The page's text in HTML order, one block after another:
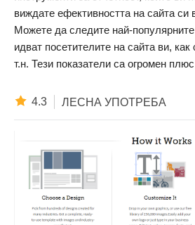
виждате ефективността на сайта си
Можете да следите най-
идват посетителите на сайта ви, как
т.н. Тези показатели са огромен
4.3 ЛЕСНА УПОТРЕБА